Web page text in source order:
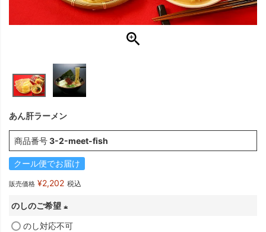
あん肝ラーメン
商品番号3-2-meet-fish
クール便でお届け
販売価格 ¥2,202 税込
のしのご希望
(
のし対応不可